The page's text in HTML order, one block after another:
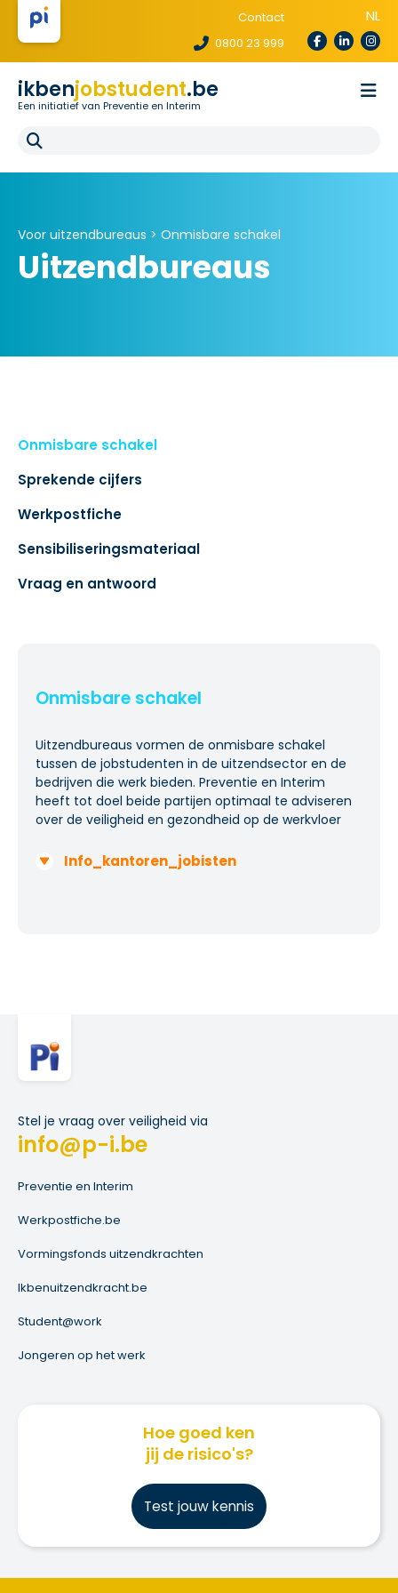
Contact
0800 23 999
NL
ikbenjobstudent.be
Een initiatief van Preventie en Interim
Voor uitzendbureaus
Voor uitzendbureaus > Onmisbare schakel
Uitzendbureaus
Onmisbare schakel
Sprekende cijfers
Werkpostfiche
Sensibiliseringsmateriaal
Vraag en antwoord
Onmisbare schakel
Uitzendbureaus vormen de onmisbare schakel
tussen de jobstudenten in de uitzendsector en de
bedrijven die werk bieden. Preventie en Interim
heeft tot doel beide partijen optimaal te adviseren
over de veiligheid en gezondheid op de werkvloer
Info_kantoren_jobisten
Stel je vraag over veiligheid via
info@p-i.be
Preventie en Interim
Werkpostfiche.be
Vormingsfonds uitzendkrachten
Ikbenuitzendkracht.be
Student@work
Jongeren op het werk
Hoe goed ken
jij de risico's?
Test jouw kennis